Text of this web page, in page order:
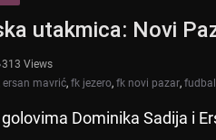
utakmica: Novi
313 Views
ersan mavrić, fk jezero, fk novi pazar, fudbal
Dominika Sadija i